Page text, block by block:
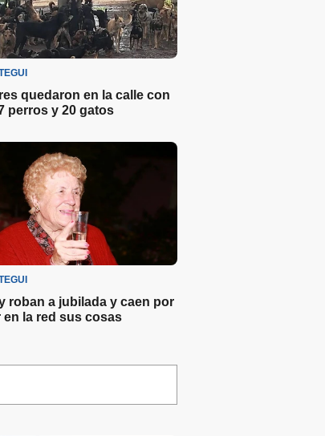
quedaron en la calle con
perros y 20 gatos
roban a jubilada y caen por
en la red sus cosas